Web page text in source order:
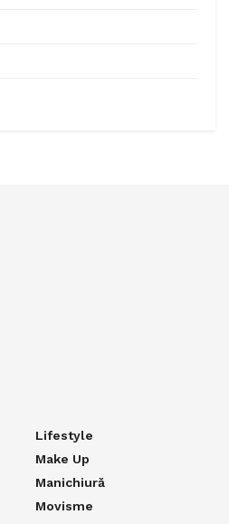
Lifestyle
Make Up
Manichiură
Movisme